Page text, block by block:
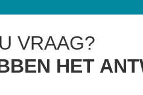
VRAAG?
HET